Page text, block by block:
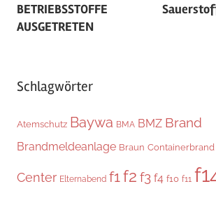
BETRIEBSSTOFFE
AUSGETRETEN
Schlagwörter
Atemschutz Baywa BMA BMZ Brand
Brandmeldeanlage Braun Containerbrand
Center Elternabend f1f2 f3 f4 f10 f11